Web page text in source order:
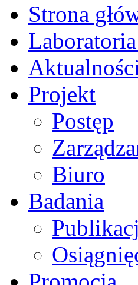
Strona
Projekt
Postęp
Biuro
Badania